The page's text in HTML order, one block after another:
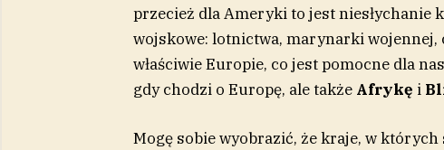
przecież dla Ameryki to jest niesłychanie
wojskowe: lotnictwa, marynarki wojennej,
właściwie Europie, co jest pomocne dla
gdy chodzi o Europę, ale także Afrykę i
Mogę sobie wyobrazić, że kraje, w